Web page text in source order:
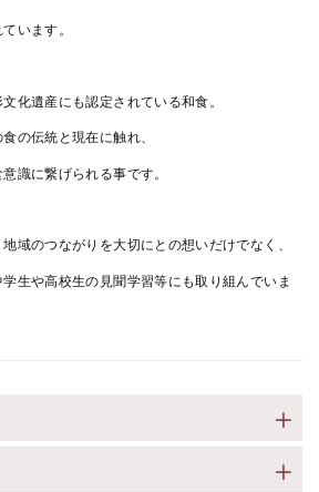
います。
化遺産にも認定されている和食。
の伝統と現在に触れ、
識に繋げられる事です。
域のつながりを大切にとの想いだけでなく、
生や高校生の見聞学習等にも取り組んでいま